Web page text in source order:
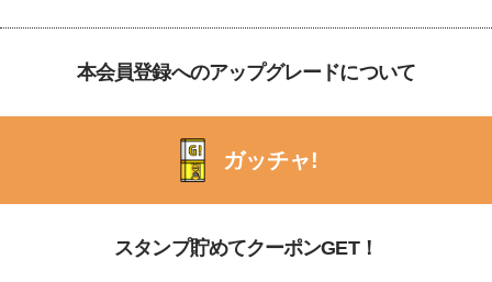
本会員登録へのアップグレードについて
ガッチャ!
スタンプ貯めてクーポンGET！